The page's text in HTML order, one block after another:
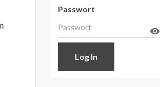
Passwort
visibility